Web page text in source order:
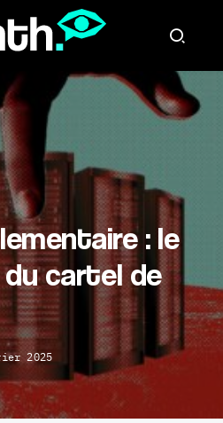
: le
cartel de
2025